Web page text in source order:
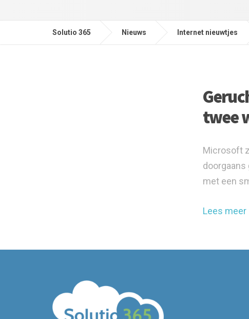
Solutio 365 Nieuws Internet nieuwtjes
twee
Microsoft
met een
Lees meer